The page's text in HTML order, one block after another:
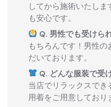
してから施術いたし
も安心です。
Q. 男性でも受けら
もちろんです！男性
だいております。
Q. どんな服装で受
当店でリラックスで
用着をご用意しており